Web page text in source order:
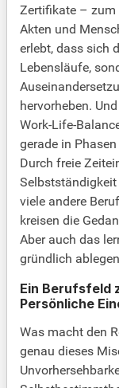
Zertifikate – zum
Akten und
erlebt, dass sich
Lebensläufe,
hervorheben.
Work-Life-
gerade in
Durch freie
viele andere
kreisen die
Aber auch das
gründlich
Ein Berufsfeld
Persönliche
Was macht den
genau dieses